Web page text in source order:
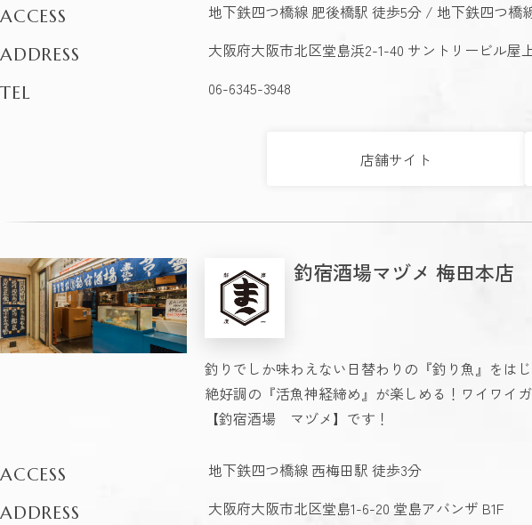
ACCESS 地下鉄四つ橋線 肥後橋駅 徒歩5分 / 地下鉄四つ橋
ADDRESS 大阪府大阪市北区堂島浜2-1-40 サントリービル屋
TEL 06-6345-3948
店舗サイト
釣宿酒場マヅメ 梅田本店
釣りでしか味わえない日替わりの『釣り魚』をは
絶好調の『活魚神経締め』が楽しめる！ワイワイ
【釣宿酒場 マヅメ】です！
ACCESS 地下鉄四つ橋線 西梅田駅 徒歩3分
ADDRESS 大阪府大阪市北区堂島1-6-20 堂島アバンザ B1F